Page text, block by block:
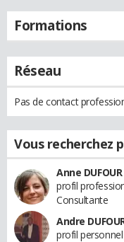
Formations
Réseau
Pas de contact
Vous recherchez
Anne DUFOUR
profil
Consultante
Andre
profil